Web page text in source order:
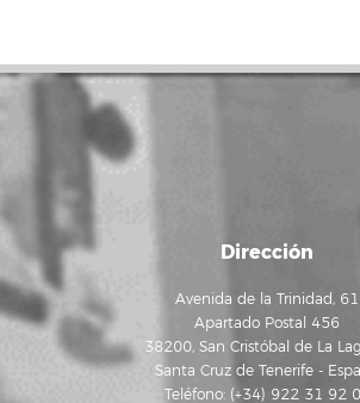
Dirección
Avenida de la Trinidad, 61
Apartado Postal 456
38200, San Cristóbal de La
Santa Cruz de Tenerife -
Teléfono: (+34) 922 31 92